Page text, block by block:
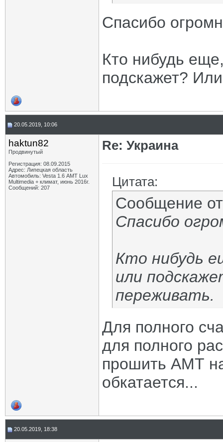
Спасибо
Кто нибудь
подскажет?
20.05.2019, 10:06
haktun82
Продвинутый
Регистрация: 08.09.2015
Адрес: Липецкая область
Автомобиль: Vesta 1.6 АМТ Lux
Multimedia + климат, июнь 2016г.
Сообщений: 207
Re: Украина
Цитата:
Сообщение
Спасибо
Кто нибудь
или
переживать.
Для полного
для полного
прошить АМТ
обкатается...
20.05.2019, 18:38